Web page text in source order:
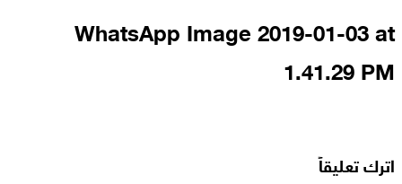
WhatsApp Image 2019-01-03 at
1.41.29 PM
اترك تعليقاً